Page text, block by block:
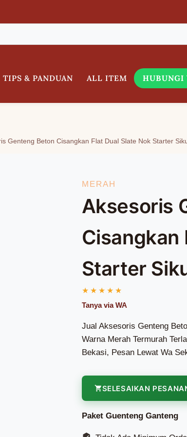
TIPS & PANDUAN ALL ITEM HUBUNGI
Genteng Beton Cisangkan Flat Dual Slate Nok Starter
MERAH
Aksesoris
Cisangkan
Starter
Jual Aksesoris Genteng
Warna Merah Termurah
Bekasi, Pesan Lewat Wa
SELESAIKAN
Paket Guenteng Ganteng